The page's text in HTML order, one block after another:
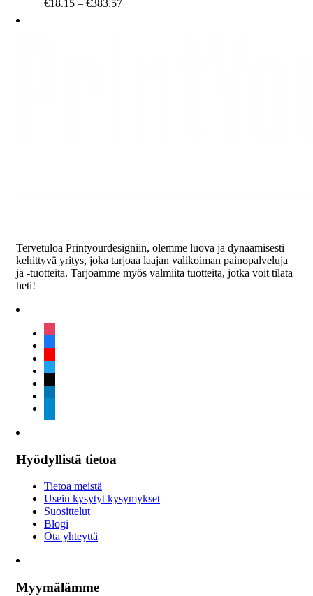
€18.15 – €383.57Price
Tervetuloa Printyourdesigniin, olemme luova ja dynaamisesti
kehittyvä yritys, joka tarjoaa laajan valikoiman painopalveluja
ja -tuotteita. Tarjoamme myös valmiita tuotteita, jotka voit tilata
heti!
Hyödyllistä tietoa
Tietoa meistä
Usein kysytyt kysymykset
Suosittelut
Blogi
Ota yhteyttä
Myymälämme